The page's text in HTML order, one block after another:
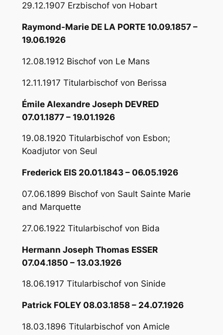
29.12.1907 Erzbischof von Hobart
Raymond-Marie DE LA PORTE 10.09.1857 –
19.06.1926
12.08.1912 Bischof von Le Mans
12.11.1917 Titularbischof von Berissa
Émile Alexandre Joseph DEVRED
07.01.1877 – 19.01.1926
19.08.1920 Titularbischof von Esbon;
Koadjutor von Seul
Frederick EIS 20.01.1843 – 06.05.1926
07.06.1899 Bischof von Sault Sainte Marie
and Marquette
27.06.1922 Titularbischof von Bida
Hermann Joseph Thomas ESSER
07.04.1850 – 13.03.1926
18.06.1917 Titularbischof von Sinide
Patrick FOLEY 08.03.1858 – 24.07.1926
18.03.1896 Titularbischof von Amicle